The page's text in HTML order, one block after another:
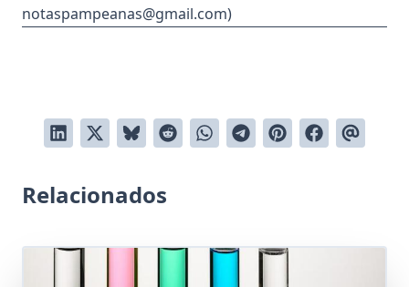
notaspampeanas@gmail.com)
Relacionados